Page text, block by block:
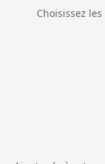
Choisissez